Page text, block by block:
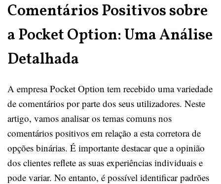
Comentários Positivos sobre
a Pocket Option: Uma Análise
Detalhada
A empresa Pocket Option tem recebido uma variedade
de comentários por parte dos seus utilizadores. Neste
artigo, vamos analisar os temas comuns nos
comentários positivos em relação a esta corretora de
opções binárias. É importante destacar que a opinião
dos clientes reflete as suas experiências individuais e
pode variar. No entanto, é possível identificar padrões